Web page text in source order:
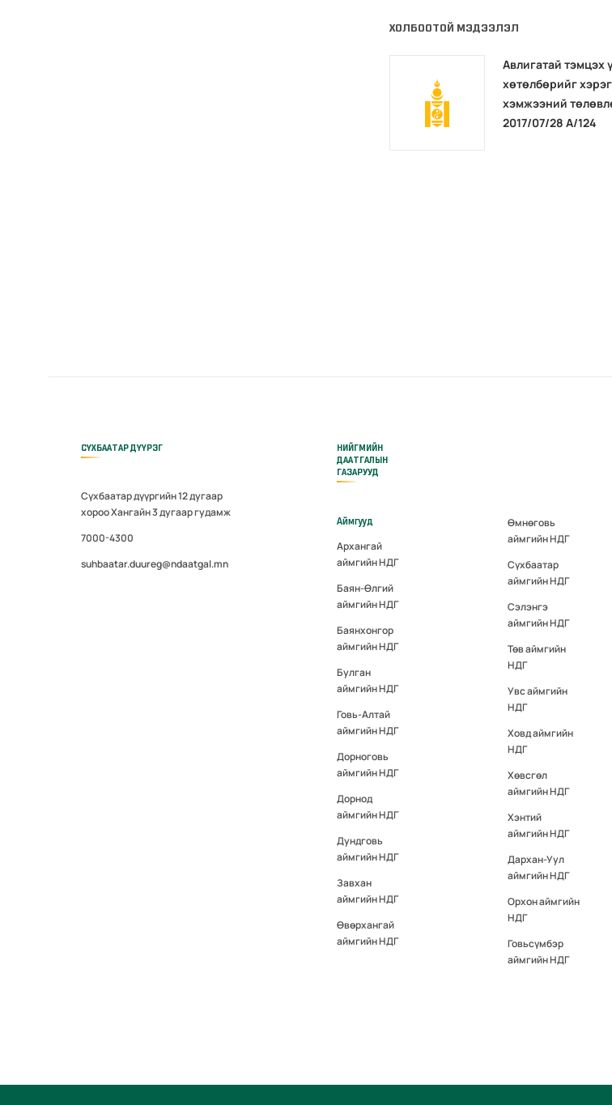
ХОЛБООТОЙ МЭДЭЭЛЭЛ
Авлигатай тэмцэх
хөтөлбөрийг
хэмжээний
2017/07/28 А/124
СҮХБААТАР ДҮҮРЭГ
Сүхбаатар дүүргийн 12 дугаар
хороо Хангайн 3 дугаар гудамж
7000-4300
suhbaatar.duureg@ndaatgal.mn
НИЙГМИЙН
ДААТГАЛЫН
ГАЗАРУУД
Аймгууд
Архангай
аймгийн НДГ
Баян-Өлгий
аймгийн НДГ
Баянхонгор
аймгийн НДГ
Булган
аймгийн НДГ
Говь-Алтай
аймгийн НДГ
Дорноговь
аймгийн НДГ
Дорнод
аймгийн НДГ
Дундговь
аймгийн НДГ
Завхан
аймгийн НДГ
Өвөрхангай
аймгийн НДГ
Өмнөговь
аймгийн НДГ
Сүхбаатар
аймгийн НДГ
Сэлэнгэ
аймгийн НДГ
Төв аймгийн
НДГ
Увс аймгийн
НДГ
Ховд аймгийн
НДГ
Хөвсгөл
аймгийн НДГ
Хэнтий
аймгийн НДГ
Дархан-Уул
аймгийн НДГ
Орхон аймгийн
НДГ
Говьсүмбэр
аймгийн НДГ